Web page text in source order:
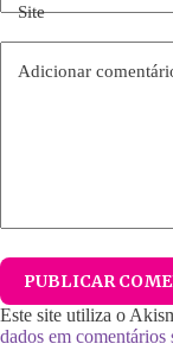
Site
Adicionar
PUBLICAR
Este site utiliza o
dados em comentários